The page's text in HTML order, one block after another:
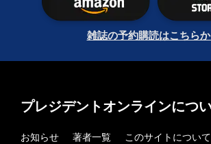
雑誌の予約購読はこちら
プレジデントオンラインにつ
お知らせ 著者一覧
このサイトについて